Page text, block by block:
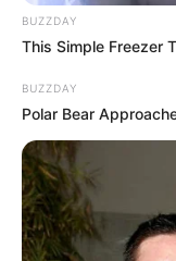
ein
Expertinnen
Impulse für
und
Alters.
Stadt/Ort:
Beginn:
BUZZDAY
This Simple Freezer
BUZZDAY
Polar Bear